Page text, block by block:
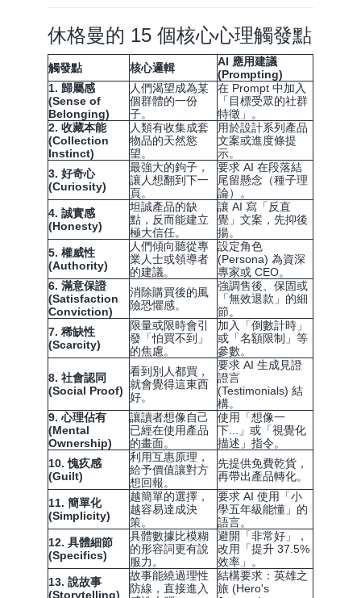
休格曼的 15 個核心心理觸發點
觸發點 核心邏輯
AI 應用建議
(Prompting)
1. 歸屬感
(Sense of
Belonging)
人們渴望成為某
個群體的一份
子。
在 Prompt 中加入
「目標受眾的社群
特徵」。
2. 收藏本能
(Collection
Instinct)
人類有收集成套
物品的天然慾
望。
用於設計系列產品
文案或進度條提
示。
3. 好奇心
(Curiosity)
最強大的鉤子，
讓人想翻到下一
頁。
要求 AI 在段落結
尾留懸念（種子理
論）。
4. 誠實感
(Honesty)
坦誠產品的缺
點，反而能建立
極大信任。
讓 AI 寫「反直
覺」文案，先抑後
揚。
5. 權威性
(Authority)
人們傾向聽從專
業人士或領導者
的建議。
設定角色
(Persona) 為資深
專家或 CEO。
6. 滿意保證
(Satisfaction
Conviction)
消除購買後的風
險恐懼感。
強調售後、保固或
「無效退款」的細
節。
7. 稀缺性
(Scarcity)
限量或限時會引
發「怕買不到」
的焦慮。
加入「倒數計時」
或「名額限制」等
參數。
8. 社會認同
(Social Proof)
看到別人都買，
就會覺得這東西
好。
要求 AI 生成見證
證言
(Testimonials) 結
構。
9. 心理佔有
(Mental
Ownership)
讓讀者想像自己
已經在使用產品
的畫面。
使用「想像一
下...」或「視覺化
描述」指令。
10. 愧疚感
(Guilt)
利用互惠原理，
給予價值讓對方
想回報。
先提供免費乾貨，
再帶出產品轉化。
11. 簡單化
(Simplicity)
越簡單的選擇，
越容易達成決
策。
要求 AI 使用「小
學五年級能懂」的
語言。
12. 具體細節
(Specifics)
具體數據比模糊
的形容詞更有說
服力。
避開「非常好」，
改用「提升 37.5%
效率」。
13. 說故事
(Storytelling)
故事能繞過理性
防線，直接進入
結構要求：英雄之
旅 (Hero's